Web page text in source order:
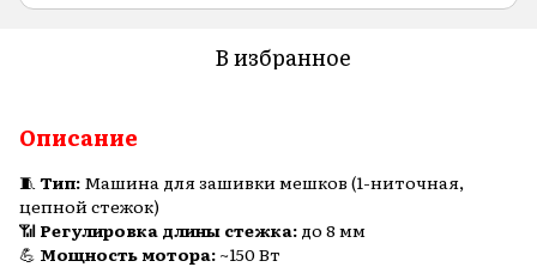
В избранное
Описание
🧵Тип: Машина для зашивки мешков (1-ниточная,
цепной стежок)
📶 Регулировка длины стежка: до 8 мм
💪 Мощность мотора: ~150 Вт